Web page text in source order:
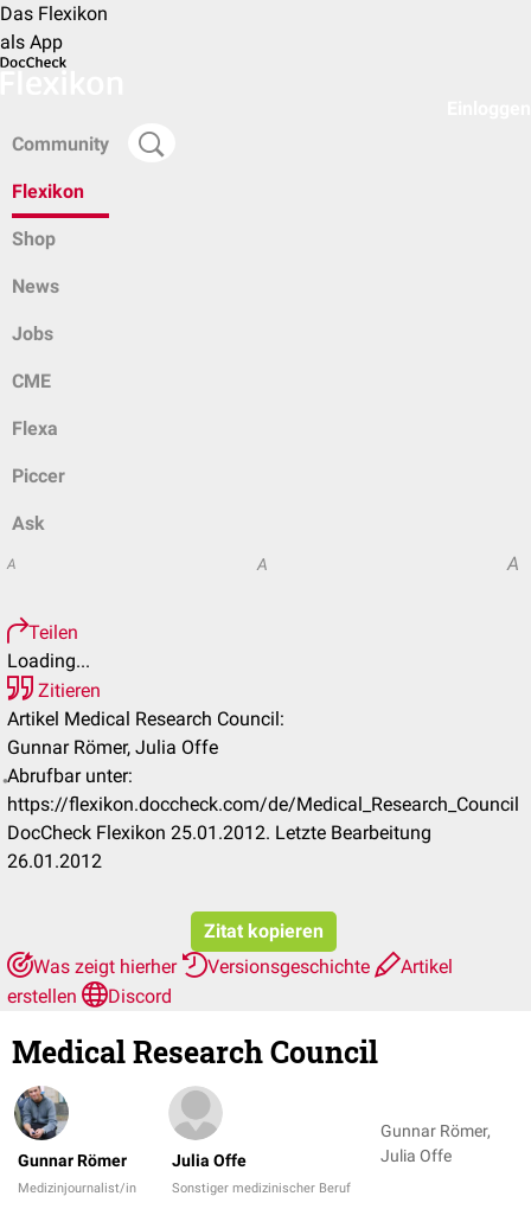
Das Flexikon
als App
Community
Flexikon
Shop
News
Jobs
CME
Flexa
Piccer
Ask
A A A
Teilen
Loading...
Zitieren
Artikel Medical Research Council:
Gunnar Römer, Julia Offe
Abrufbar unter:
https://flexikon.doccheck.com/de/Medical_Research_Council
DocCheck Flexikon 25.01.2012. Letzte Bearbeitung
26.01.2012
Zitat kopieren
Was zeigt hierher
Versionsgeschichte
Artikel
erstellen
Discord
Medical Research Council
Gunnar Römer
Medizinjournalist/in
Julia Offe
Sonstiger medizinischer Beruf
Gunnar Römer,
Julia Offe